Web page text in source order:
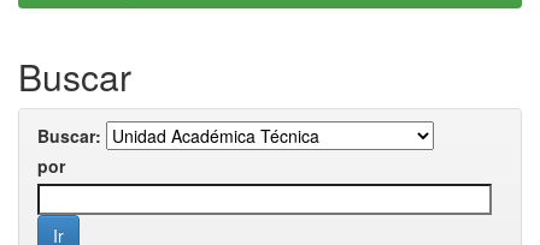
Buscar
Buscar:
por